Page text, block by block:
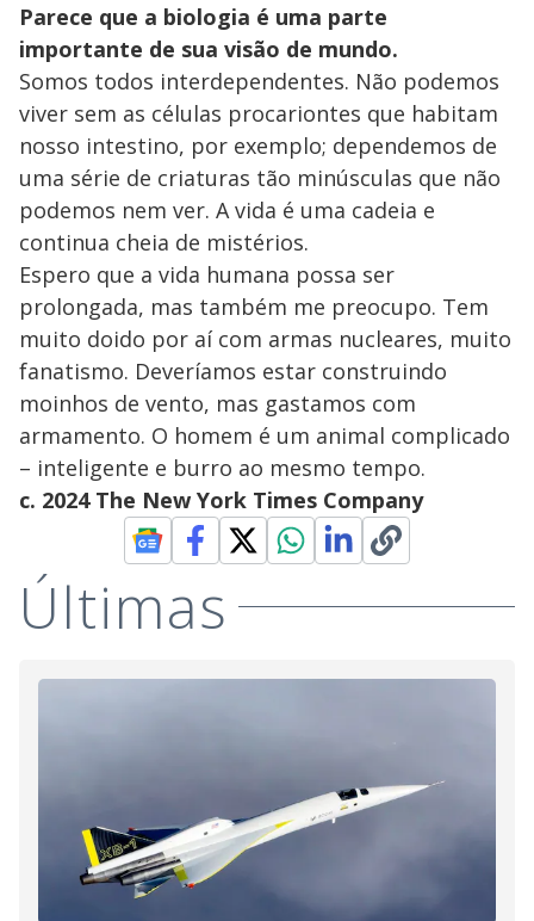
Parece que a biologia é uma parte
importante de sua visão de mundo.
Somos todos interdependentes. Não podemos
viver sem as células procariontes que habitam
nosso intestino, por exemplo; dependemos de
uma série de criaturas tão minúsculas que não
podemos nem ver. A vida é uma cadeia e
continua cheia de mistérios.
Espero que a vida humana possa ser
prolongada, mas também me preocupo. Tem
muito doido por aí com armas nucleares, muito
fanatismo. Deveríamos estar construindo
moinhos de vento, mas gastamos com
armamento. O homem é um animal complicado
– inteligente e burro ao mesmo tempo.
c. 2024 The New York Times Company
Últimas